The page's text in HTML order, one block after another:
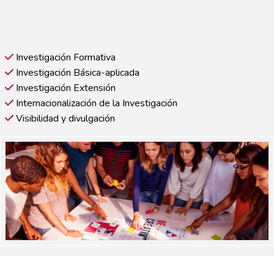
Investigación Formativa
Investigación Básica-aplicada
Investigación Extensión
Internacionalización de la Investigación
Visibilidad y divulgación